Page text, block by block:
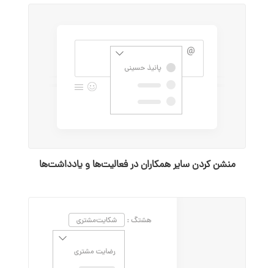
منشن کردن سایر همکاران در فعالیت‌ها و یادداشت‌ها